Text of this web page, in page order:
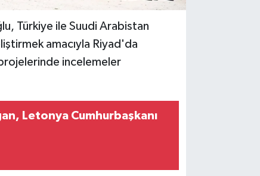
Türkiye ile Suudi Arabistan
amacıyla Riyad'da
incelemeler
Letonya Cumhurbaşkanı